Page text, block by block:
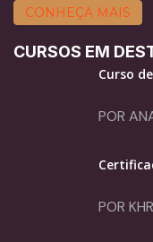
CONHEÇA MAIS
CURSOS EM
Curso
POR
POR